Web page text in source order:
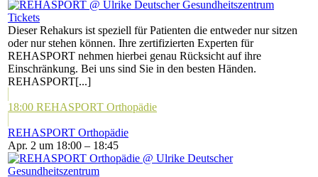
Tickets
Dieser Rehakurs ist speziell für Patienten die entweder nur sitzen
oder nur stehen können. Ihre zertifizierten Experten für
REHASPORT nehmen hierbei genau Rücksicht auf ihre
Einschränkung. Bei uns sind Sie in den besten Händen.
REHASPORT[...]
18:00 REHASPORT Orthopädie
REHASPORT Orthopädie
Apr. 2 um 18:00 – 18:45